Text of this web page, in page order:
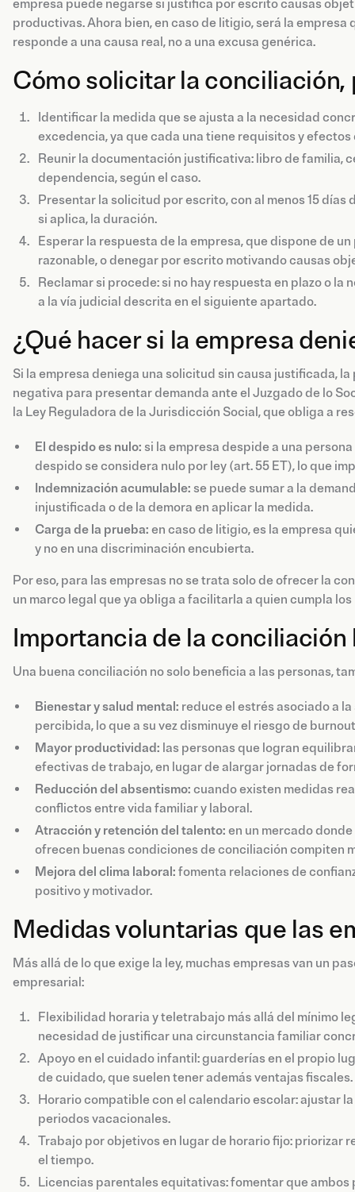
empresa puede negarse si justifica por escrito causas
productivas. Ahora bien, en caso de litigio, será la
responde a una causa real, no a una excusa genérica.
Cómo solicitar la conciliación,
Identificar la medida que se ajusta a la necesidad
excedencia, ya que cada una tiene requisitos y
Reunir la documentación justificativa: libro de familia,
dependencia, según el caso.
Presentar la solicitud por escrito, con al menos 15
si aplica, la duración.
Esperar la respuesta de la empresa, que dispone de
razonable, o denegar por escrito motivando causas
Reclamar si procede: si no hay respuesta en plazo o
a la vía judicial descrita en el siguiente apartado.
¿Qué hacer si la empresa
Si la empresa deniega una solicitud sin causa justificada,
negativa para presentar demanda ante el Juzgado de lo
la Ley Reguladora de la Jurisdicción Social, que obliga a
El despido es nulo: si la empresa despide a una
despido se considera nulo por ley (art. 55 ET), lo que
Indemnización acumulable: se puede sumar a la
injustificada o de la demora en aplicar la medida.
Carga de la prueba: en caso de litigio, es la empresa
y no en una discriminación encubierta.
Por eso, para las empresas no se trata solo de ofrecer la
un marco legal que ya obliga a facilitarla a quien cumpla
Importancia de la conciliación
Una buena conciliación no solo beneficia a las personas,
Bienestar y salud mental: reduce el estrés asociado a
percibida, lo que a su vez disminuye el riesgo de
Mayor productividad: las personas que logran
efectivas de trabajo, en lugar de alargar jornadas de
Reducción del absentismo: cuando existen medidas
conflictos entre vida familiar y laboral.
Atracción y retención del talento: en un mercado
ofrecen buenas condiciones de conciliación compiten
Mejora del clima laboral: fomenta relaciones de
positivo y motivador.
Medidas voluntarias que las
Más allá de lo que exige la ley, muchas empresas van un
empresarial:
Flexibilidad horaria y teletrabajo más allá del mínimo
necesidad de justificar una circunstancia familiar
Apoyo en el cuidado infantil: guarderías en el propio
de cuidado, que suelen tener además ventajas fiscales.
Horario compatible con el calendario escolar: ajustar
periodos vacacionales.
Trabajo por objetivos en lugar de horario fijo: priorizar
el tiempo.
Licencias parentales equitativas: fomentar que